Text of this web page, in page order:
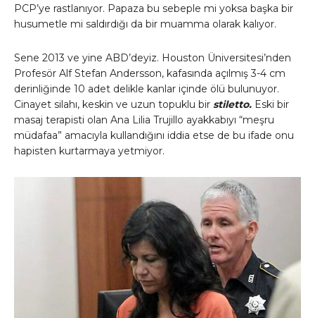
PCP’ye rastlanıyor. Papaza bu sebeple mi yoksa başka bir
husumetle mi saldırdığı da bir muamma olarak kalıyor.
Sene 2013 ve yine ABD’deyiz. Houston Üniversitesi’nden
Profesör Alf Stefan Andersson, kafasında açılmış 3-4 cm
derinliğinde 10 adet delikle kanlar içinde ölü bulunuyor.
Cinayet silahı, keskin ve uzun topuklu bir stiletto. Eski bir
masaj terapisti olan Ana Lilia Trujillo ayakkabıyı “meşru
müdafaa” amacıyla kullandığını iddia etse de bu ifade onu
hapisten kurtarmaya yetmiyor.